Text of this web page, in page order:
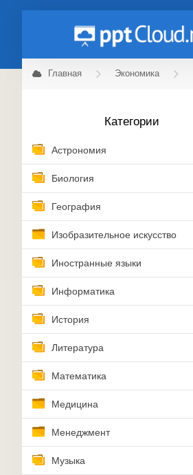
Главная Экономика
Категории
Астрономия
Биология
География
Изобразительное искусство
Иностранные языки
Информатика
История
Литература
Математика
Медицина
Менеджмент
Музыка